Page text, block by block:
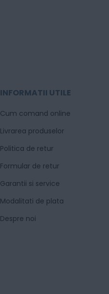
INFORMATII UTILE
Cum comand online
Livrarea produselor
Politica de retur
Formular de retur
Garantii si service
Modalitati de plata
Despre noi